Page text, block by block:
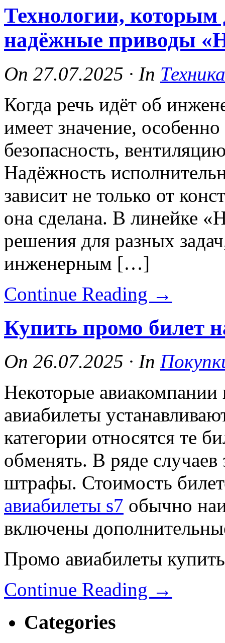
Технологии, которым
надёжные приводы
On 27.07.2025 · In Техника
Когда речь идёт об
имеет значение, особенно
безопасность,
Надёжность
зависит не только от
она сделана. В линейке
решения для разных
инженерным […]
Continue Reading →
Купить промо билет
On 26.07.2025 · In
Некоторые
авиабилеты
категории относятся те
обменять. В ряде
штрафы. Стоимость
авиабилеты s7 обычно
включены
Промо авиабилеты
Continue Reading →
Categories